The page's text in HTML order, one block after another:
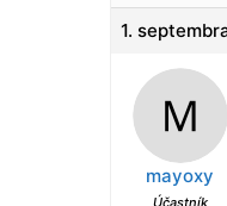
1.
mayoxy
Účastník